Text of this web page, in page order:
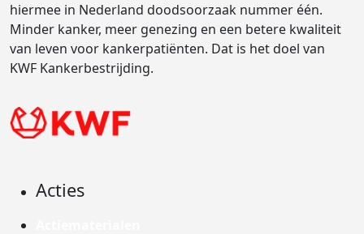
hiermee in Nederland doodsoorzaak nummer één.
Minder kanker, meer genezing en een betere kwaliteit
van leven voor kankerpatiënten. Dat is het doel van
KWF Kankerbestrijding.
Acties